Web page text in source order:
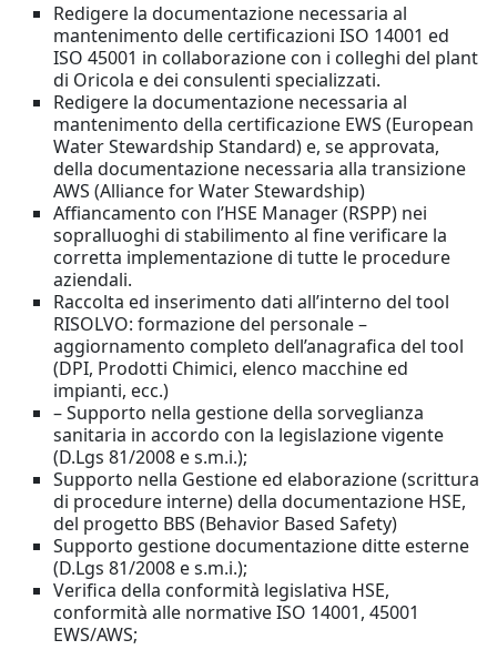
Redigere la documentazione necessaria al
mantenimento delle certificazioni ISO 14001 ed
ISO 45001 in collaborazione con i colleghi del plant
di Oricola e dei consulenti specializzati.
Redigere la documentazione necessaria al
mantenimento della certificazione EWS (European
Water Stewardship Standard) e, se approvata,
della documentazione necessaria alla transizione
AWS (Alliance for Water Stewardship)
Affiancamento con l’HSE Manager (RSPP) nei
sopralluoghi di stabilimento al fine verificare la
corretta implementazione di tutte le procedure
aziendali.
Raccolta ed inserimento dati all’interno del tool
RISOLVO: formazione del personale –
aggiornamento completo dell’anagrafica del tool
(DPI, Prodotti Chimici, elenco macchine ed
impianti, ecc.)
– Supporto nella gestione della sorveglianza
sanitaria in accordo con la legislazione vigente
(D.Lgs 81/2008 e s.m.i.);
Supporto nella Gestione ed elaborazione (scrittura
di procedure interne) della documentazione HSE,
del progetto BBS (Behavior Based Safety)
Supporto gestione documentazione ditte esterne
(D.Lgs 81/2008 e s.m.i.);
Verifica della conformità legislativa HSE,
conformità alle normative ISO 14001, 45001
EWS/AWS;